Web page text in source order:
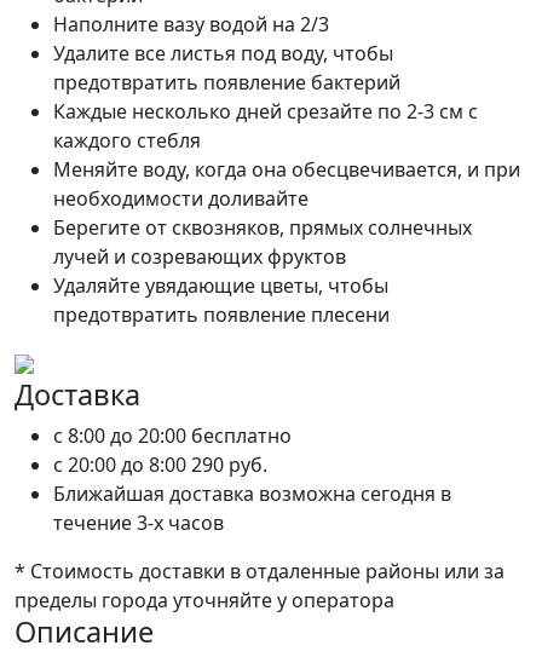
Наполните вазу водой на 2/3
Удалите все листья под воду, чтобы
предотвратить появление бактерий
Каждые несколько дней срезайте по 2-3 см с
каждого стебля
Меняйте воду, когда она обесцвечивается, и при
необходимости доливайте
Берегите от сквозняков, прямых солнечных
лучей и созревающих фруктов
Удаляйте увядающие цветы, чтобы
предотвратить появление плесени
Доставка
c 8:00 до 20:00 бесплатно
c 20:00 до 8:00290 руб.
Ближайшая доставка возможна сегодня в
течение 3-х часов
* Стоимость доставки в отдаленные районы или за
пределы города уточняйте у оператора
Описание